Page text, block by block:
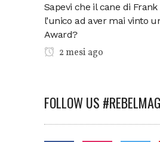
Sapevi che il cane di Frank
l’unico ad aver mai vinto
Award?
2 mesi ago
FOLLOW US #REBELMAG